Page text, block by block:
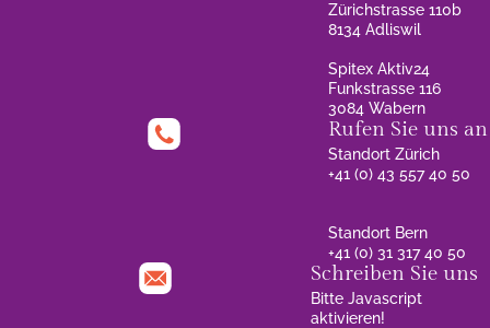
Zürichstrasse 110b
8134 Adliswil
Spitex Aktiv24
Funkstrasse 116
3084 Wabern
Rufen Sie uns an
Standort Zürich
+41 (0) 43 557 40 50
Standort Bern
+41 (0) 31 317 40 50
Schreiben Sie uns
Bitte Javascript
aktivieren!